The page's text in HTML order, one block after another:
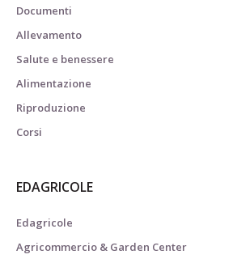
Documenti
Allevamento
Salute e benessere
Alimentazione
Riproduzione
Corsi
EDAGRICOLE
Edagricole
Agricommercio & Garden Center